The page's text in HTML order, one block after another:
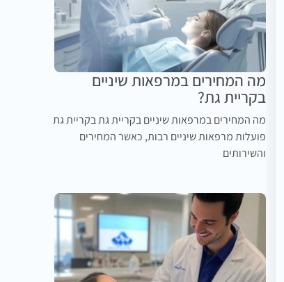
מה המחירים במרפאות שיניים
בקריית גת?
מה המחירים במרפאות שיניים בקריית גת בקריית גת
פועלות מרפאות שיניים רבות, כאשר המחירים
והשירותים